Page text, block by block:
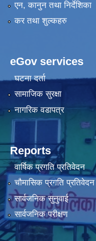
एन, कानुन तथा निर्देशिका
कर तथा शुल्कहरु
eGov services
घटना दर्ता
सामाजिक सुरक्षा
नागरिक वडापत्र
Reports
वार्षिक प्रगति प्रतिवेदन
चौमासिक प्रगति प्रतिवेदन
सार्वजनिक सुनुवाई
सार्वजनिक परीक्षण